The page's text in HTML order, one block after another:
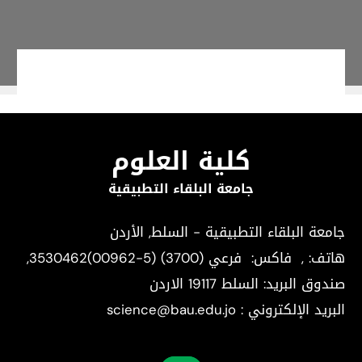
كلية العلوم
جامعة البلقاء التطبيقية
جامعة البلقاء التطبيقية - السلط, الأردن
هاتف:, فاكس:
,
صندوق البريد: السلط 19117 الاردن
البريد الإلكتروني : science@bau.edu.jo